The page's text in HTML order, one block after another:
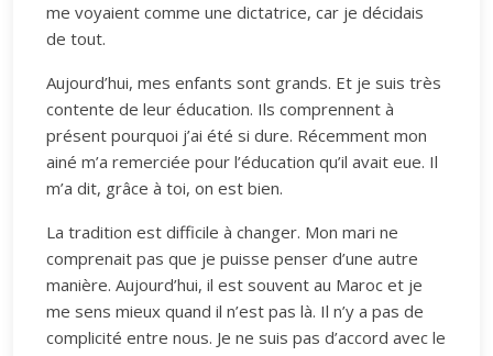
me voyaient comme une dictatrice, car je décidais
de tout.
Aujourd’hui, mes enfants sont grands. Et je suis très
contente de leur éducation. Ils comprennent à
présent pourquoi j’ai été si dure. Récemment mon
ainé m’a remerciée pour l’éducation qu’il avait eue. Il
m’a dit, grâce à toi, on est bien.
La tradition est difficile à changer. Mon mari ne
comprenait pas que je puisse penser d’une autre
manière. Aujourd’hui, il est souvent au Maroc et je
me sens mieux quand il n’est pas là. Il n’y a pas de
complicité entre nous. Je ne suis pas d’accord avec le